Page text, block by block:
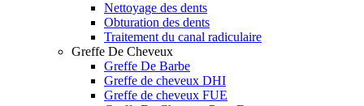
Nettoyage des dents
Obturation des dents
Traitement du canal radiculaire
Greffe De Cheveux
Greffe De Barbe
Greffe de cheveux DHI
Greffe de cheveux FUE